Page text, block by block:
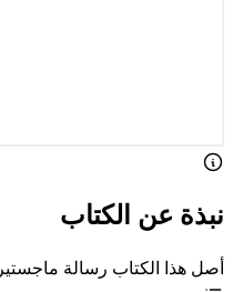
نبذة عن الكتاب
أصل هذا الكتاب رسالة ماجستير